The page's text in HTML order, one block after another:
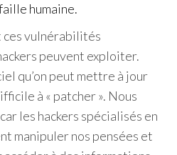
humaine.
ces vulnérabilités
peuvent exploiter.
qu’on peut mettre à jour
à « patcher ». Nous
les hackers spécialisés en
manipuler nos pensées et